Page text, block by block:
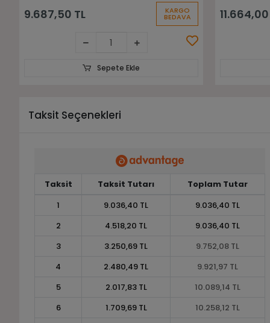
11.664,00 TL KARGO
BEDAVA
Sepete Ekle
7.920,00
Taksit Seçenekleri
Taksit Taksit Tutarı
Toplam Tutar
1
9.036,40 TL
9.036,40 TL
2
4.518,20 TL
9.036,40 TL
3
3.250,69 TL
9.752,08 TL
4
2.480,49 TL
9.921,97 TL
5
2.017,83 TL
10.089,14 TL
6
1.709,69 TL
10.258,12 TL